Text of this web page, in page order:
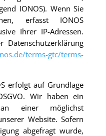
IONOS). Wenn Sie
erfasst IONOS
Ihrer IP-Adressen.
Datenschutzerklärung
terms-gtc/terms-
erfolgt auf Grundlage
Wir haben ein
an einer möglichst
Website. Sofern
abgefragt wurde,